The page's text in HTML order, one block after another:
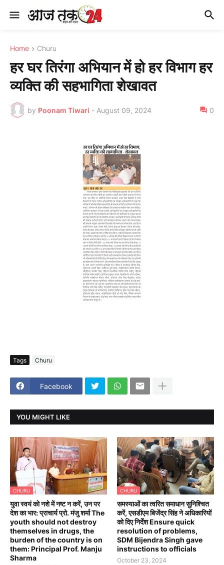
Home Churu
हर घर तिरंगा अभियान में हो हर विभाग हर
व्यक्ति की सहभागिता शेखावत
by Poonam Tiwari - August 09, 2024 0
Tags Churu
Facebook
YOU MIGHT LIKE
CHURU
युवा स्वयं को नशे में नष्ट न करें, उन पर
देश का भार: प्राचार्य प्रो. मंजु शर्मा The
youth should not destroy
themselves in drugs, the
burden of the country is on
them: Principal Prof. Manju
Sharma
CHURU
समस्याओं का त्वरित समाधान सुनिश्चित
करें, एसडीएम बिजेंद्र सिंह ने अधिकारियों
को दिए निर्देश Ensure quick
resolution of problems,
SDM Bijendra Singh gave
instructions to officials
October 23, 2024